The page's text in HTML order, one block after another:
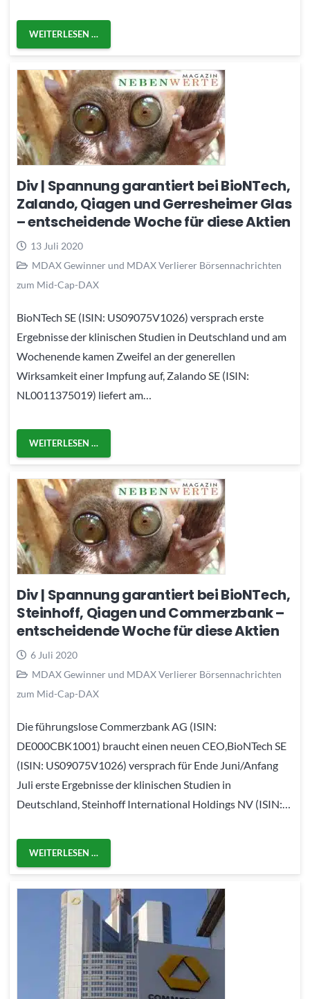
WEITERLESEN …
Div | Spannung garantiert bei BioNTech,
Zalando, Qiagen und Gerresheimer Glas
– entscheidende Woche für diese Aktien
13 Juli 2020
MDAX Gewinner und MDAX Verlierer Börsennachrichten
zum Mid-Cap-DAX
BioNTech SE (ISIN: US09075V1026) versprach erste
Ergebnisse der klinischen Studien in Deutschland und am
Wochenende kamen Zweifel an der generellen
Wirksamkeit einer Impfung auf, Zalando SE (ISIN:
NL0011375019) liefert am…
WEITERLESEN …
Div | Spannung garantiert bei BioNTech,
Steinhoff, Qiagen und Commerzbank –
entscheidende Woche für diese Aktien
6 Juli 2020
MDAX Gewinner und MDAX Verlierer Börsennachrichten
zum Mid-Cap-DAX
Die führungslose Commerzbank AG (ISIN:
DE000CBK1001) braucht einen neuen CEO,BioNTech SE
(ISIN: US09075V1026) versprach für Ende Juni/Anfang
Juli erste Ergebnisse der klinischen Studien in
Deutschland, Steinhoff International Holdings NV (ISIN:…
WEITERLESEN …